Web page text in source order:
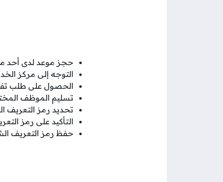
حجز موعد لدى أحد
التوجه إلى مركز
الحصول على طلب
تسليم الموظف
تحديد رمز التعريف
التأكيد على رمز
حفظ رمز التعريف